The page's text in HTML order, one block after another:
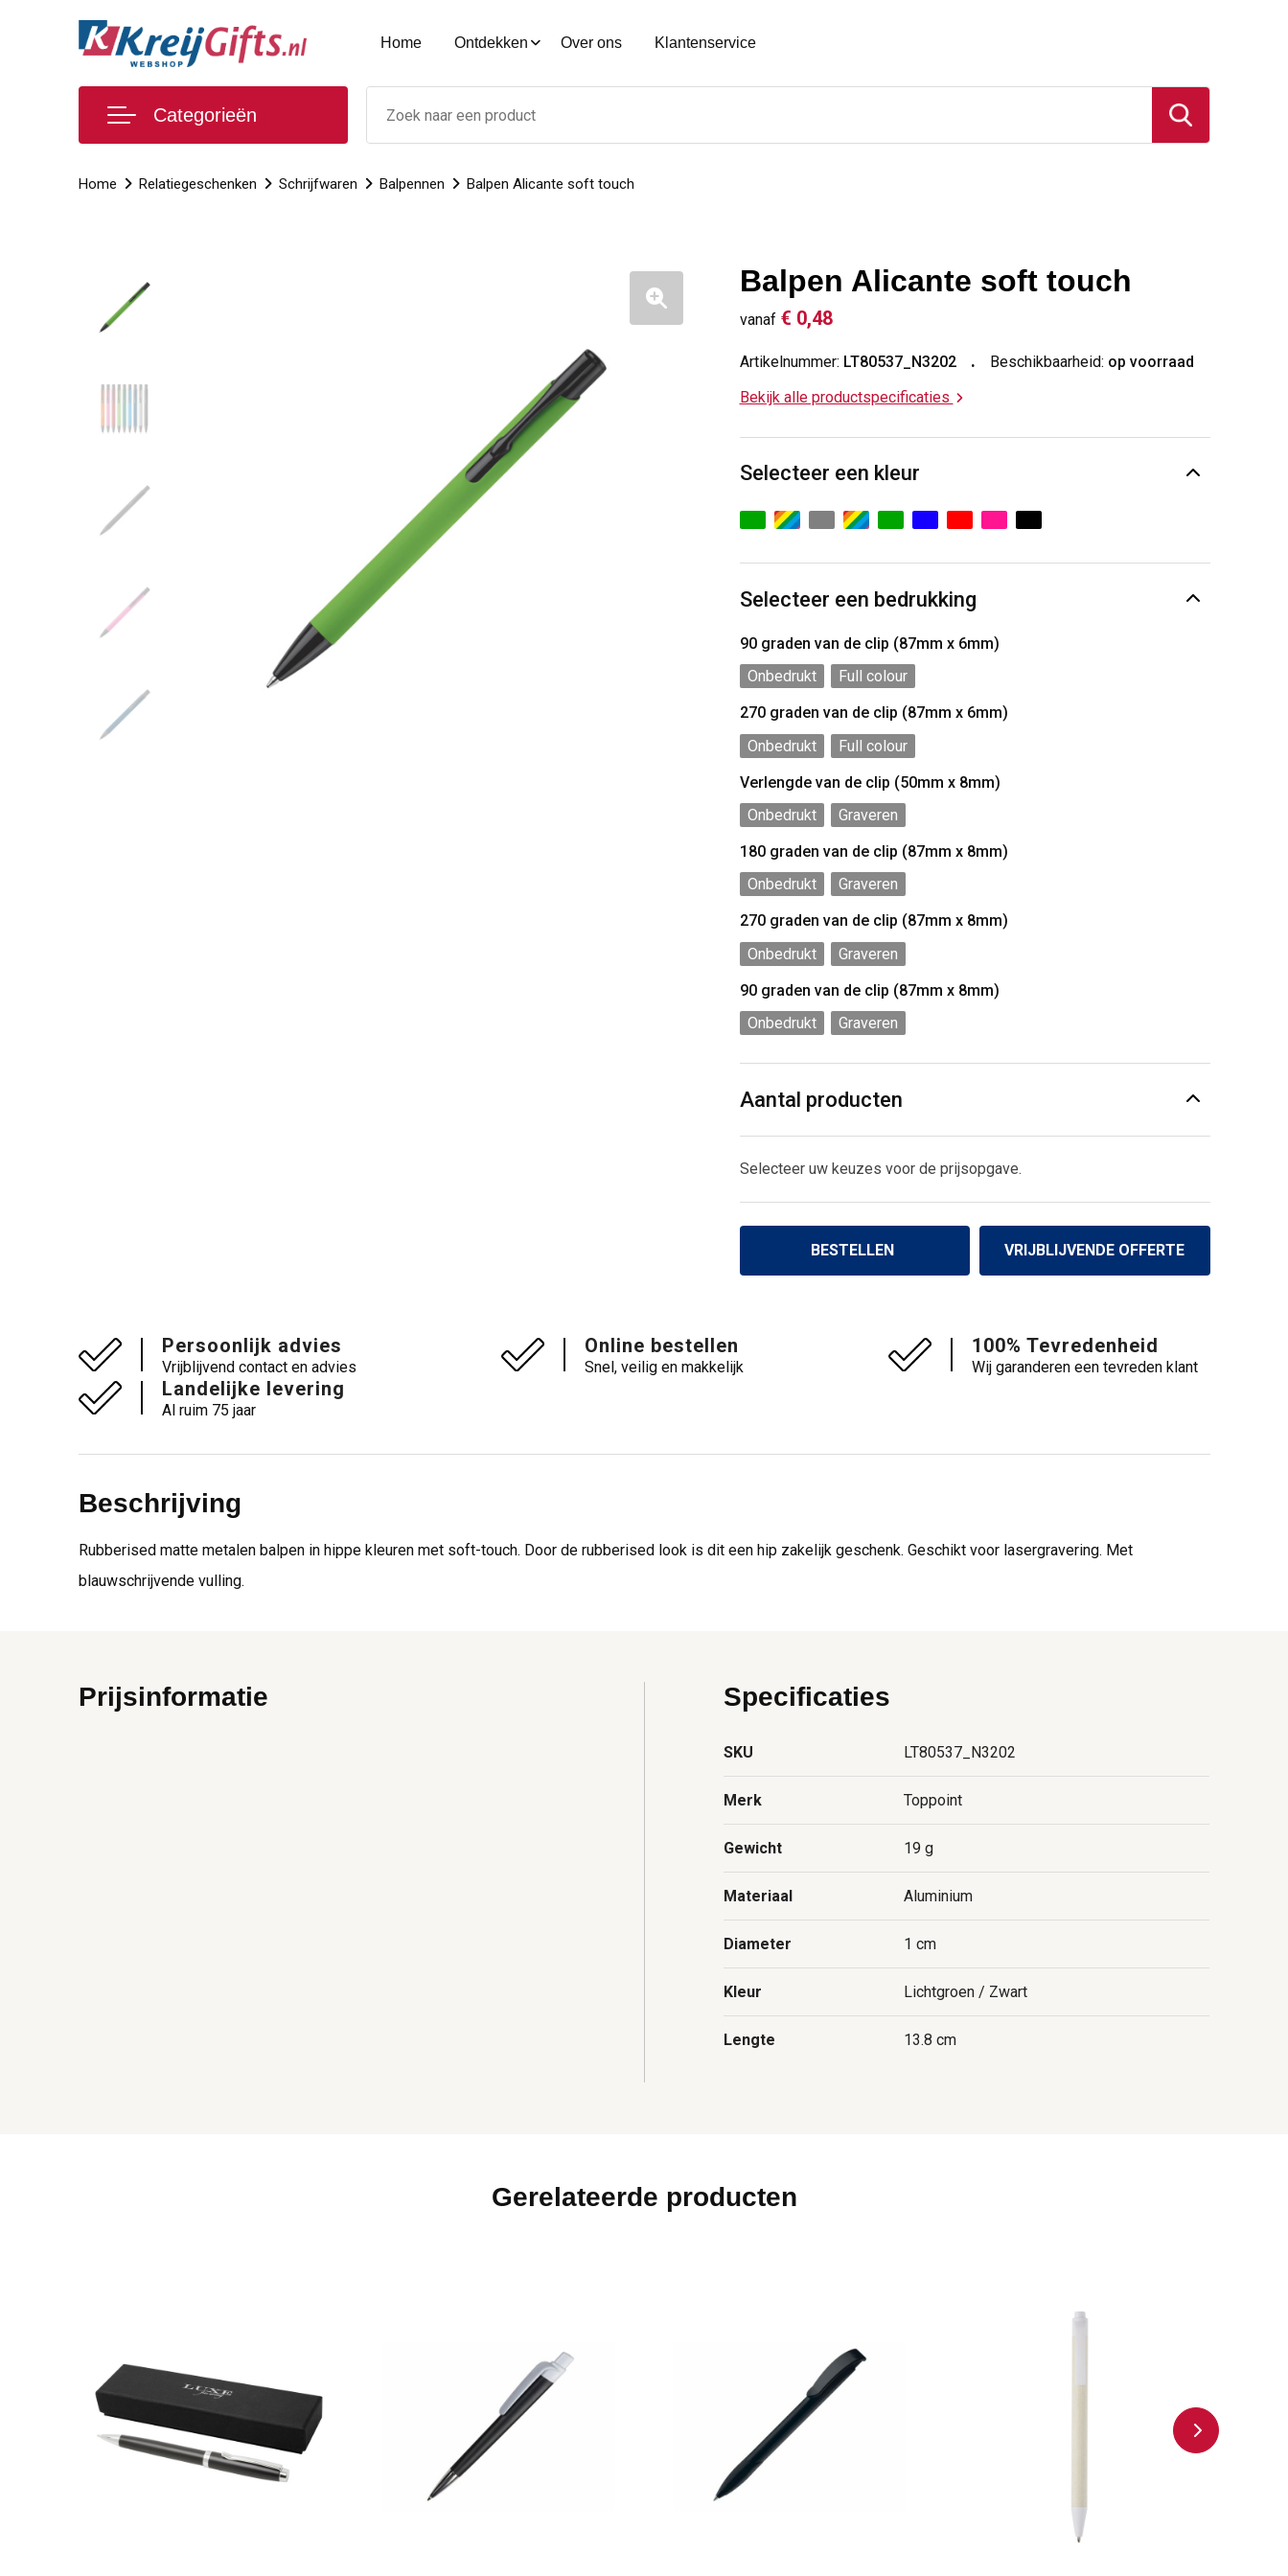
Home Ontdekken Over ons Klantenservice
Categorieën
Home Relatiegeschenken Schrijfwaren Balpennen Balpen Alicante soft touch
Balpen Alicante soft touch
vanaf € 0,48
Artikelnummer: LT80537_N3202 Beschikbaarheid: op voorraad
Bekijk alle productspecificaties
Selecteer een kleur
Selecteer een bedrukking
90 graden van de clip (87mm x 6mm)
Onbedrukt
Full colour
270 graden van de clip (87mm x 6mm)
Onbedrukt
Full colour
Verlengde van de clip (50mm x 8mm)
Onbedrukt
Graveren
180 graden van de clip (87mm x 8mm)
Onbedrukt
Graveren
270 graden van de clip (87mm x 8mm)
Onbedrukt
Graveren
90 graden van de clip (87mm x 8mm)
Onbedrukt
Graveren
Aantal producten
Selecteer uw keuzes voor de prijsopgave.
BESTELLEN VRIJBLIJVENDE OFFERTE
Persoonlijk advies
Vrijblijvend contact en advies
Online bestellen
Snel, veilig en makkelijk
100% Tevredenheid
Wij garanderen een tevreden klant
Landelijke levering
Al ruim 75 jaar
Beschrijving
Rubberised matte metalen balpen in hippe kleuren met soft-touch. Door de rubberised look is dit een hip zakelijk geschenk. Geschikt voor lasergravering. Met
blauwschrijvende vulling.
Prijsinformatie Specificaties
SKU LT80537_N3202
Merk Toppoint
Gewicht 19 g
Materiaal Aluminium
Diameter 1 cm
Kleur Lichtgroen / Zwart
Lengte 13.8 cm
Gerelateerde producten